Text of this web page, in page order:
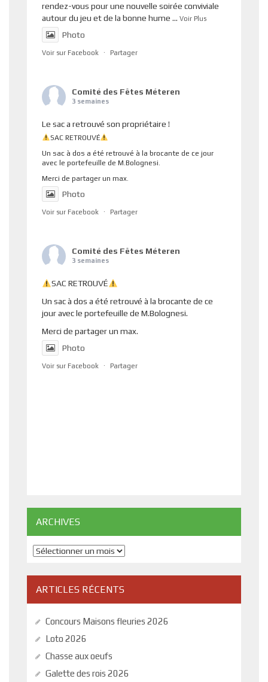
rendez-vous pour une nouvelle soirée conviviale
autour du jeu et de la bonne hume ... Voir Plus
Photo
Voir sur Facebook · Partager
Comité des Fêtes Méteren
3 semaines
Le sac a retrouvé son propriétaire !
SAC RETROUVÉ
Un sac à dos a été retrouvé à la brocante de ce jour
avec le portefeuille de M.Bolognesi.
Merci de partager un max.
Photo
Voir sur Facebook · Partager
Comité des Fêtes Méteren
3 semaines
SAC RETROUVÉ
Un sac à dos a été retrouvé à la brocante de ce
jour avec le portefeuille de M.Bolognesi.
Merci de partager un max.
Photo
Voir sur Facebook · Partager
ARCHIVES
Archives
ARTICLES RÉCENTS
Concours Maisons fleuries 2026
Loto 2026
Chasse aux oeufs
Galette des rois 2026